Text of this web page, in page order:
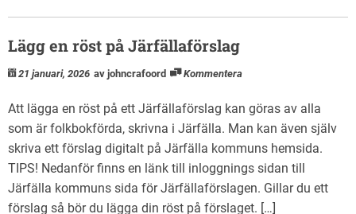
Lägg en röst på Järfällaförslag
21 januari, 2026 av johncrafoord Kommentera
Att lägga en röst på ett Järfällaförslag kan göras av alla
som är folkbokförda, skrivna i Järfälla. Man kan även själv
skriva ett förslag digitalt på Järfälla kommuns hemsida.
TIPS! Nedanför finns en länk till inloggnings sidan till
Järfälla kommuns sida för Järfällaförslagen. Gillar du ett
förslag så bör du lägga din röst på förslaget. […]